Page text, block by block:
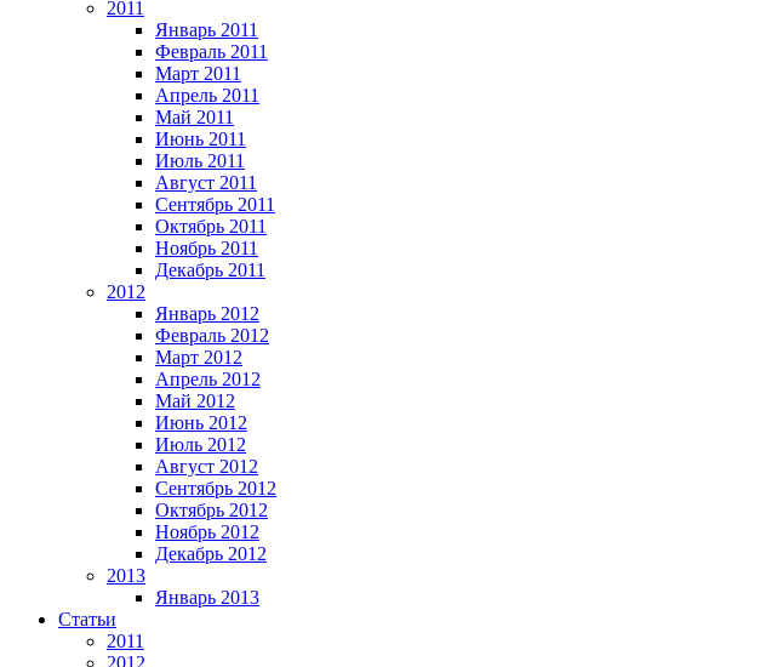
2011
Январь 2011
Февраль 2011
Март 2011
Апрель 2011
Май 2011
Июнь 2011
Июль 2011
Август 2011
Сентябрь 2011
Октябрь 2011
Ноябрь 2011
Декабрь 2011
2012
Январь 2012
Февраль 2012
Март 2012
Апрель 2012
Май 2012
Июнь 2012
Июль 2012
Август 2012
Сентябрь 2012
Октябрь 2012
Ноябрь 2012
Декабрь 2012
2013
Январь 2013
Статьи
2011
2012